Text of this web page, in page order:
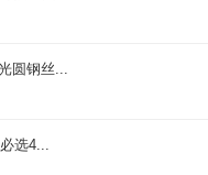
圆钢丝...
选4...